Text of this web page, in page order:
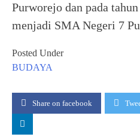
Purworejo dan pada
menjadi SMA Negeri 7
Posted Under
BUDAYA
Share on facebook